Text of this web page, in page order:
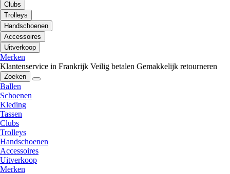
Clubs
Trolleys
Handschoenen
Accessoires
Uitverkoop
Merken
Klantenservice in Frankrijk Veilig betalen Gemakkelijk retourneren
Zoeken
Ballen
Schoenen
Kleding
Tassen
Clubs
Trolleys
Handschoenen
Accessoires
Uitverkoop
Merken